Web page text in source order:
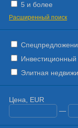
5 и более
Расширенный поиск
Инвестиционный
Элитная
Цена, EUR
—